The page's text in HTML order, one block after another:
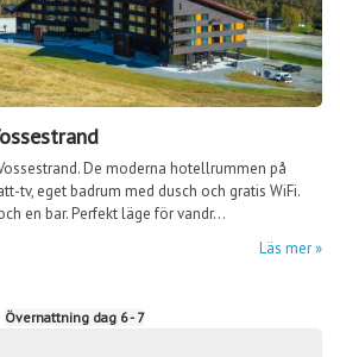
De moderna hotellrummen på
tv, eget badrum med dusch och gratis WiFi.
en bar. Perfekt läge för vandr...
Läs mer
Övernattning dag 6 - 7